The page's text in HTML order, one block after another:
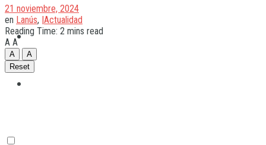
Quilmes
21 noviembre, 2024
en Lanús, |Actualidad
Reading Time: 2 mins read
A A
A
A
Reset